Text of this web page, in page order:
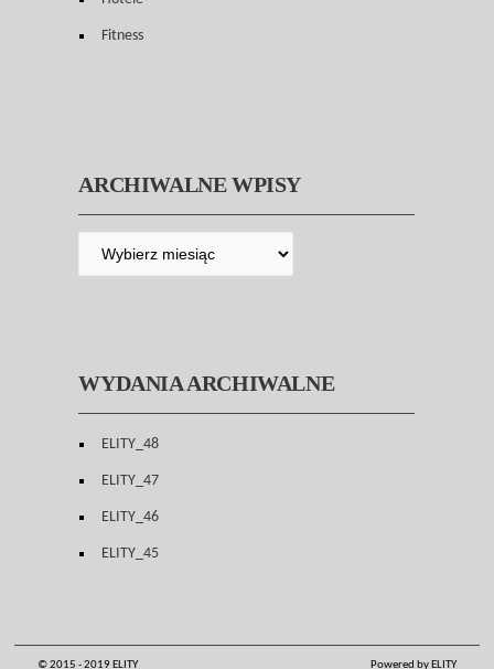
Fitness
ARCHIWALNE WPISY
WYDANIA ARCHIWALNE
ELITY_48
ELITY_47
ELITY_46
ELITY_45
© 2015 - 2019 ELITY Powered by ELITY